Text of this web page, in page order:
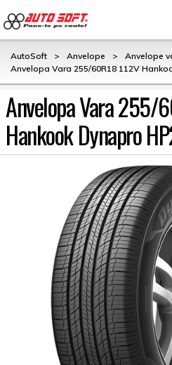
AutoSoft > Anvelope > Anvelope
Anvelopa Vara 255/60R18 112V
Anvelopa Vara 255/
Hankook Dynapro